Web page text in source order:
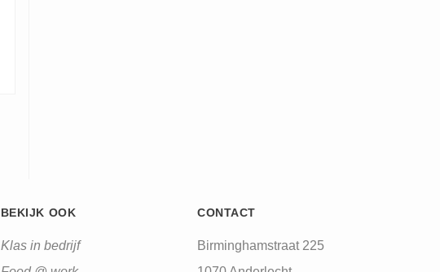
BEKIJK OOK
Klas in bedrijf
CONTACT
Birminghamstraat 225